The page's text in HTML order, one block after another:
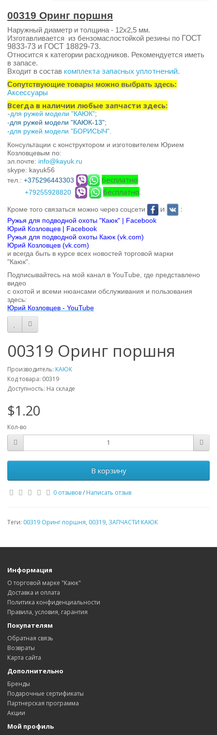
00319 Оринг поршня
Наружный диаметр и толщина - 12х2,5 мм.
Изготавливается из бензомаслостойкой резины по ГОСТ
9833-73 и ГОСТ 18829-73.
Относится к категории расходников. Рекомендуется иметь
в запасе.
Входит в состав комплекта запасных уплотнений.
Сопутствующие товары можно выбрать здесь:
Аксессуары
Всегда в наличии любые запчасти здесь:
-для ружей модели "КАЮК";
-для ружей модели "КАЮК-13";
-для ружей модели "БОРИСЫЧ"
Консультации с конструктором и изготовителем Юрием
Козловцевым по:
эл.почте: info@kayuk.ru
skype: kayuk56
тел.: +375296443303 бесплатно
+79255928820 бесплатно.
Кроме того связаться можно через соцсети и :
Ружья для подводной охоты "Каюк" | Facebook
Юрий Козловцев | Facebook
Ружья для подводной охоты Каюк (vk.com)
Юрий Козловцев (vk.com)
и всегда быть в курсе всех новостей торговой марки
"Каюк".
Подписывайтесь на мой канал в YouTube, где представлено
видео
с охотой и всеми нюансами обслуживания и пользования
здесь:
Юрий Козловцев - YouTube
00319 Оринг поршня
Производитель: КАЮК
Код товара: 00319
Доступность: На складе
$1.20
Кол-во
В корзину
0 отзывов/ Написать отзыв
Теги: 00319 Оринг поршня, 00319, ЗАПЧАСТИ КАЮК
Информация
О торговой марке "Каюк"
Доставка и оплата
Политика конфиденциальности
Правила, условия, гарантия
Покупателям
Обратная связь
Возвраты
Карта сайта
Дополнительно
Бренды
Подарочные сертификаты
Партнерская программа
Акции
Мой профиль